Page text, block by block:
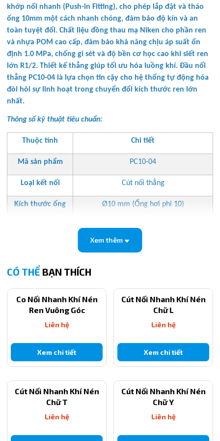
khớp nối nhanh (Push-in Fitting), cho phép lắp đặt và tháo
ống 10mm một cách nhanh chóng, đảm bảo độ kín và an
toàn tuyệt đối. Chất liệu đồng thau mạ Niken cho phần ren
và nhựa POM cao cấp, đảm bảo khả năng chịu áp suất ổn
định 1.0 MPa, chống gỉ sét và độ bền cơ học cao khi siết ren
lớn R1/2. Thiết kế thẳng giúp tối ưu hóa luồng khí. Đầu nối
thẳng PC10-04 là lựa chọn tin cậy cho hệ thống tự động hóa
đòi hỏi sự linh hoạt trong chuyển đổi kích thước ren lớn
nhất.
Thông số kỹ thuật tiêu chuẩn:
Thuộc tính Chi tiết
Mã sản phẩm PC10-04
Loại kết nối Cút nối thẳng
Kích thước ống Ø10 mm (Ống hơi phi 10)
Áp suất làm việc 0 ~ 1.0 MPa (10 kgf/cm²)
Nhiệt độ làm
việc
0 ~ 60°C
Xem thêm
CÓ THỂ BẠN THÍCH
Co Nối Nhanh Khí Nén
Ren Vuông Góc
Liên hệ
Xem chi tiết
Cút Nối Nhanh Khí Nén
Chữ L
Liên hệ
Xem chi tiết
Cút Nối Nhanh Khí Nén
Chữ T
Liên hệ
Cút Nối Nhanh Khí Nén
Chữ Y
Liên hệ